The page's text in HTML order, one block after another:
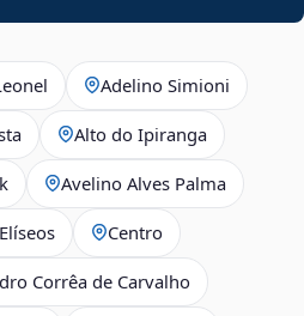
Adelino Simioni
Alto do Ipiranga
Avelino Alves Palma
Centro
Corrêa de Carvalho